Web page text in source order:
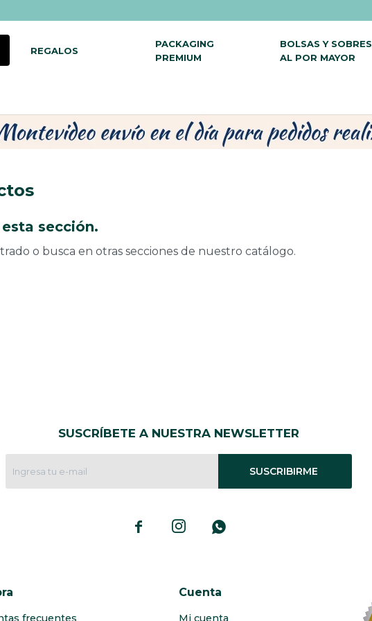
REGALOS
PACKAGING
PREMIUM
BOLSAS Y SOBRES
AL POR MAYOR
sección.
o busca en otras secciones de nuestro catálogo.
SUSCRÍBETE A NUESTRA NEWSLETTER
SUSCRIBIRME
  
frecuentes
Cuenta
Mi cuenta